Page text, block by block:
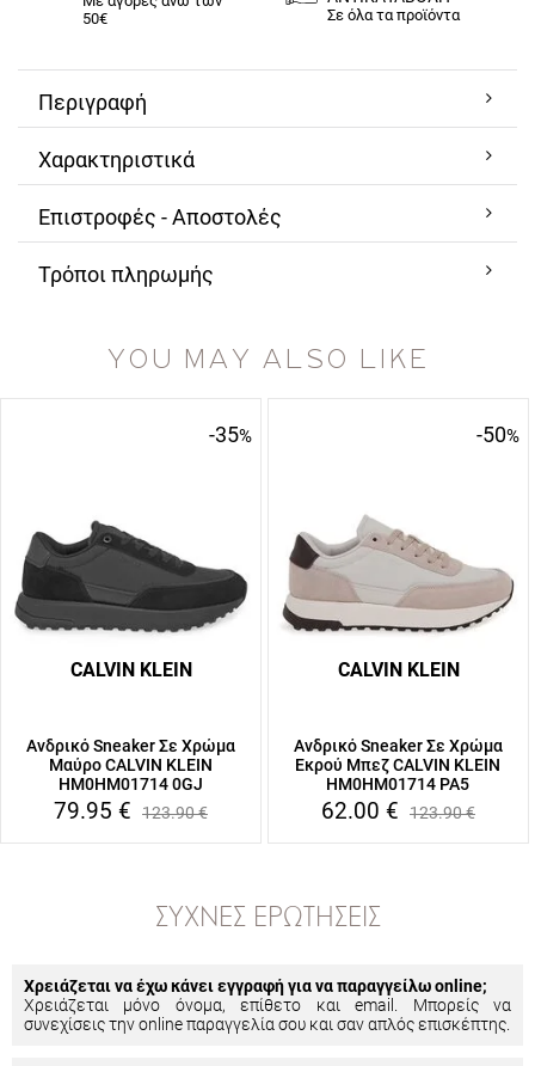
50€
Σε όλα τα προϊόντα
Περιγραφή
Χαρακτηριστικά
Επιστροφές - Αποστολές
Τρόποι πληρωμής
YOU MAY ALSO LIKE
-35%
CALVIN KLEIN
Ανδρικό Sneaker Σε Χρώμα
Μαύρο CALVIN KLEIN
HM0HM01714 0GJ
79.95 € 123.90€
-50%
CALVIN KLEIN
Ανδρικό Sneaker Σε Χρώμα
Εκρού Μπεζ CALVIN KLEIN
HM0HM01714 PA5
62.00 € 123.90€
ΣΥΧΝΈΣ ΕΡΩΤΉΣΕΙΣ
Χρειάζεται να έχω κάνει εγγραφή για να παραγγείλω online;
Χρειάζεται μόνο όνομα, επίθετο και email. Μπορείς να
συνεχίσεις την online παραγγελία σου και σαν απλός επισκέπτης.